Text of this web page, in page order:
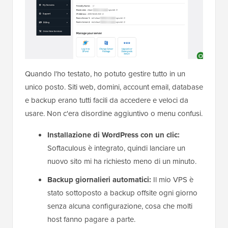
Quando l'ho testato, ho potuto gestire tutto in un
unico posto. Siti web, domini, account email, database
e backup erano tutti facili da accedere e veloci da
usare. Non c'era disordine aggiuntivo o menu confusi.
Installazione di WordPress con un clic:
Softaculous è integrato, quindi lanciare un
nuovo sito mi ha richiesto meno di un minuto.
Backup giornalieri automatici: Il mio VPS è
stato sottoposto a backup offsite ogni giorno
senza alcuna configurazione, cosa che molti
host fanno pagare a parte.